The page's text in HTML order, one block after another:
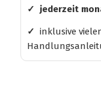
✓ jederzeit
✓ inklusive